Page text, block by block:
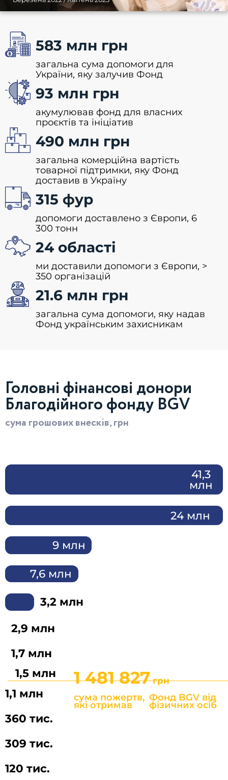
583 млн грн
загальна сума допомоги для
України, яку залучив Фонд
93 млн грн
акумулював фонд для власних
проєктів та ініціатив
490 млн грн
загальна комерційна вартість
товарної підтримки, яку Фонд
доставив в Україну
315 фур
допомоги доставлено з Європи, 6
300 тонн
24 області
ми доставили допомоги з Європи, >
350 організацій
21.6 млн грн
загальна сума допомоги, яку надав
Фонд українським захисникам
Головні фінансові донори
Благодійного фонду BGV
сума грошових внесків, грн
41,3
млн
24 млн
9 млн
7,6 млн
3,2 млн
2,9 млн
1,7 млн
1,5 млн
сума пожертв,
які отримав
Фонд BGV від
фізичних осіб
1 481 827 грн
1,1 млн
360 тис.
309 тис.
120 тис.